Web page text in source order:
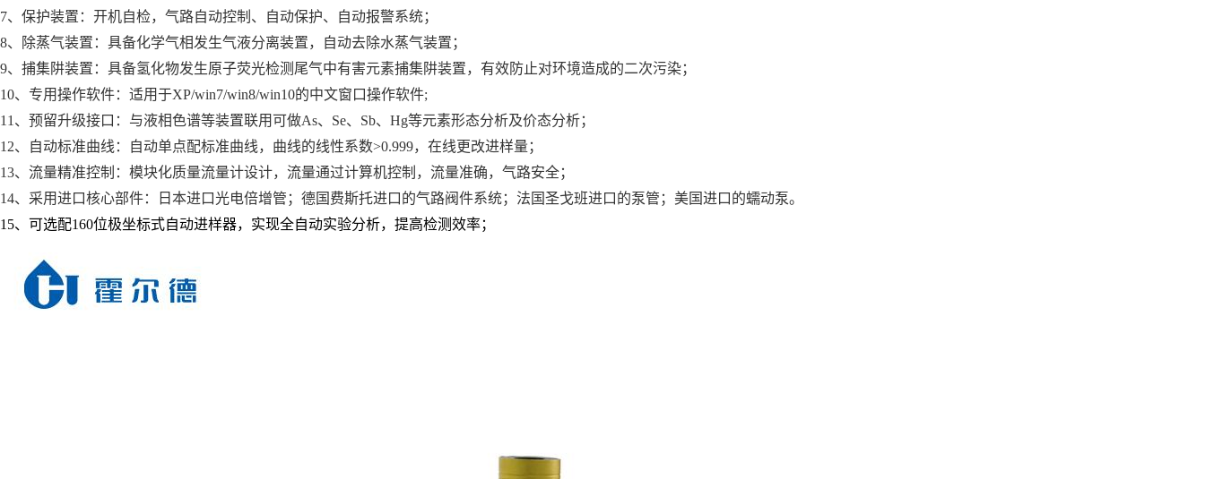
7、保护装置：开机自检，气路自动控制、自动保护、自动报警系统；
8、除蒸气装置：具备化学气相发生气液分离装置，自动去除水蒸气装置；
9、捕集阱装置：具备氢化物发生原子荧光检测尾气中有害元素捕集阱装置，有效防止对环境造成的二次污染；
10、专用操作软件：适用于XP/win7/win8/win10的中文窗口操作软件;
11、预留升级接口：与液相色谱等装置联用可做As、Se、Sb、Hg等元素形态分析及价态分析；
12、自动标准曲线：自动单点配标准曲线，曲线的线性系数>0.999，在线更改进样量；
13、流量精准控制：模块化质量流量计设计，流量通过计算机控制，流量准确，气路安全；
14、采用进口核心部件：日本进口光电倍增管；德国费斯托进口的气路阀件系统；法国圣戈班进口的泵管；美国进口的蠕动泵。
15、可选配160位极坐标式自动进样器，实现全自动实验分析，提高检测效率；